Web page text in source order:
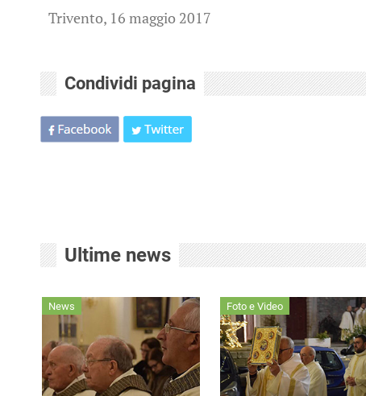
Trivento, 16 maggio 2017
Condividi pagina
Ultime news
News Foto e Video